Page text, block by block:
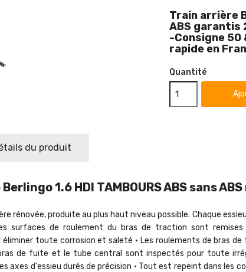
Train arrière
ABS garantis
-Consigne
rapide en
Quantité
du produit
1.6 HDI TAMBOURS ABS sans
rénovée, produite au plus haut niveau possible. Chaque
surfaces de roulement du bras de traction sont remises
toute corrosion et saleté • Les roulements de bras
de fuite et le tube central sont inspectés pour toute
axes d'essieu durés de précision • Tout est repeint dans les